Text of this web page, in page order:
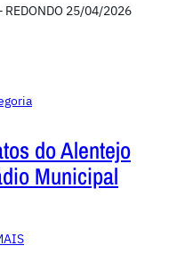
REDONDO 25/04/2026
do Alentejo
Municipal